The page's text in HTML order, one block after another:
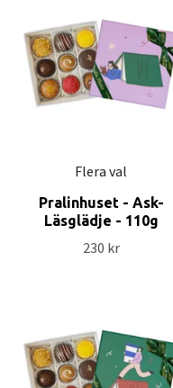
Flera val
Pralinhuset - Ask-
Läsglädje - 110g
230 kr